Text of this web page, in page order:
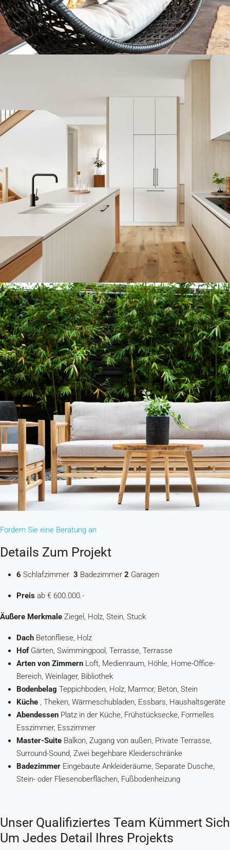
Fordern Sie eine Beratung an
Details Zum Projekt
6 Schlafzimmer 3 Badezimmer 2 Garagen
Preis ab € 600.000.-
Äußere Merkmale Ziegel, Holz, Stein, Stuck
Dach Betonfliese, Holz
HofGärten, Swimmingpool, Terrasse, Terrasse
Arten von Zimmern Loft, Medienraum, Höhle, Home-Office-
Bereich, Weinlager, Bibliothek
Bodenbelag Teppichboden, Holz, Marmor, Beton, Stein
Küche , Theken, Wärmeschubladen, Essbars, Haushaltsgeräte
Abendessen Platz in der Küche, Frühstücksecke, Formelles
Esszimmer, Esszimmer
Master-Suite Balkon, Zugang von außen, Private Terrasse,
Surround-Sound, Zwei begehbare Kleiderschränke
Badezimmer Eingebaute Ankleideräume, Separate Dusche,
Stein- oder Fliesenoberflächen, Fußbodenheizung
Unser Qualifiziertes Team Kümmert Sich
Um Jedes Detail Ihres Projekts